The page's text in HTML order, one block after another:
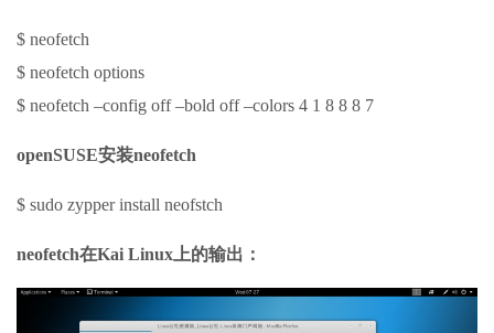
$ neofetch
$ neofetch options
$ neofetch –config off –bold off –colors 4 1 8 8 8 7
openSUSE安装neofetch
$ sudo zypper install neofstch
neofetch在Kai Linux上的输出：